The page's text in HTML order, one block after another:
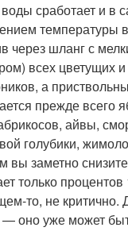
сработает и в
температуры
через шланг с
всех цветущих
а
прежде всего
айвы,
голубики,
вы заметно
только процентов
то, не
— оно уже может